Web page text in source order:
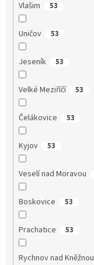
Vlašim 53
Uničov 53
Jeseník 53
Velké Meziříčí 53
Čelákovice 53
Kyjov 53
Veselí nad Moravou
Boskovice 53
Prachatice 53
Rychnov nad Kněžnou